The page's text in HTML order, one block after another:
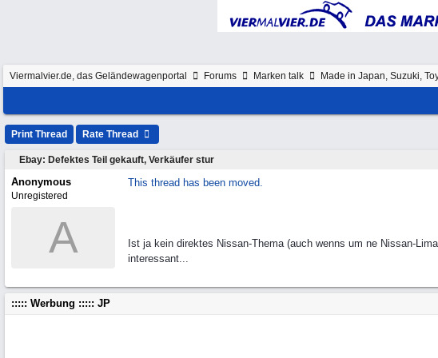
Viermalvier.de, das Geländewagenportal Forums Marken talk Made in Japan, Suzuki,
Print Thread Rate Thread
Ebay: Defektes Teil gekauft, Verkäufer stur
Anonymous
Unregistered
A
This thread has been moved.
Ist ja kein direktes Nissan-Thema (auch wenns um ne Nissan-
interessant...
::::: Werbung ::::: JP